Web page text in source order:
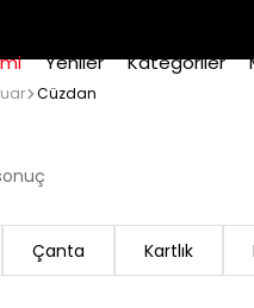
Yeniler Kategoriler
Cüzdan
Çanta Kartlık